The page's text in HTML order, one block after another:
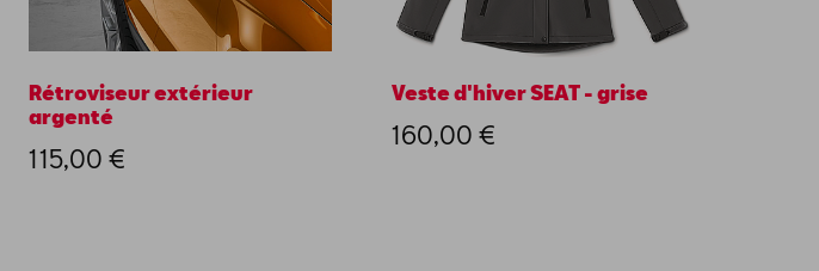
Rétroviseur extérieur
argenté
115,00 €
Veste d'hiver SEAT - grise
160,00 €